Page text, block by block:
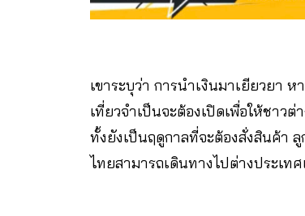
เขาระบุว่า การนำเงินมาเยียวยา
เที่ยวจำเป็นจะต้องเปิดเพื่อให้ชาว
ทั้งยังเป็นฤดูกาลที่จะต้องสั่งสินค้า
ไทยสามารถเดินทางไปต่างประเท